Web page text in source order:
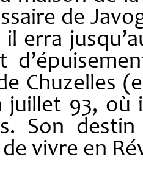
de
il erra
Chuzelles
juillet 93, où
Son
vivre en